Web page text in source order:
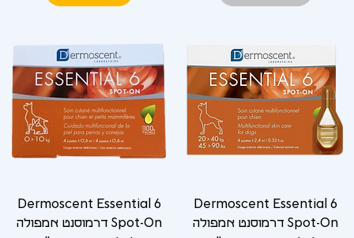
Dermoscent Essential 6
Spot-On דרמוסנט אמפולה
Dermoscent Essential 6
Spot-On דרמוסנט אמפולה